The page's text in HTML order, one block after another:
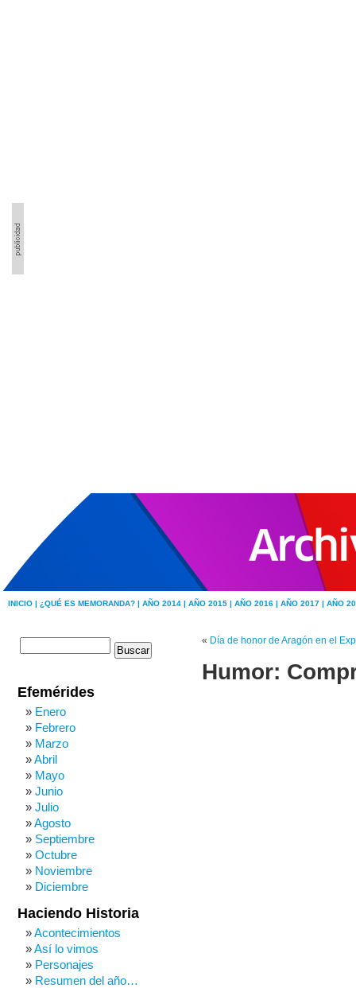
INICIO | ¿QUÉ ES MEMORANDA? | AÑO 2014 | AÑO 2015 | AÑO 2016 | AÑO 2017 | AÑO
« Día de honor de Aragón en el
Humor:
Efemérides
Enero
Febrero
Marzo
Abril
Mayo
Junio
Julio
Agosto
Septiembre
Octubre
Noviembre
Diciembre
Haciendo Historia
Acontecimientos
Así lo vimos
Personajes
Resumen del año…